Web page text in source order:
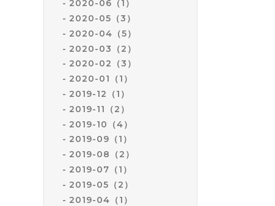
2020-06（1）
2020-05（3）
2020-04（5）
2020-03（2）
2020-02（3）
2020-01（1）
2019-12（1）
2019-11（2）
2019-10（4）
2019-09（1）
2019-08（2）
2019-07（1）
2019-05（2）
2019-04（1）